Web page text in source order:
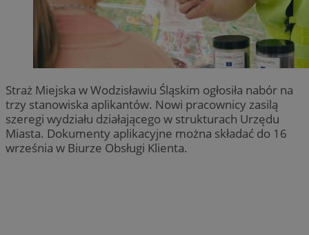
Straż Miejska w Wodzisławiu Śląskim ogłosiła nabór na
trzy stanowiska aplikantów. Nowi pracownicy zasilą
szeregi wydziału działającego w strukturach Urzędu
Miasta. Dokumenty aplikacyjne można składać do 16
września w Biurze Obsługi Klienta.